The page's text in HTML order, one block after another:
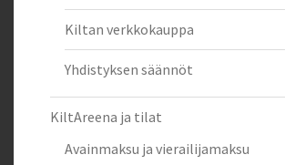
Kiltan verkkokauppa
Yhdistyksen säännöt
KiltAreena ja tilat
Avainmaksu ja vierailijamaksu